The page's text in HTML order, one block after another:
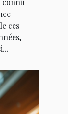
connu
ces